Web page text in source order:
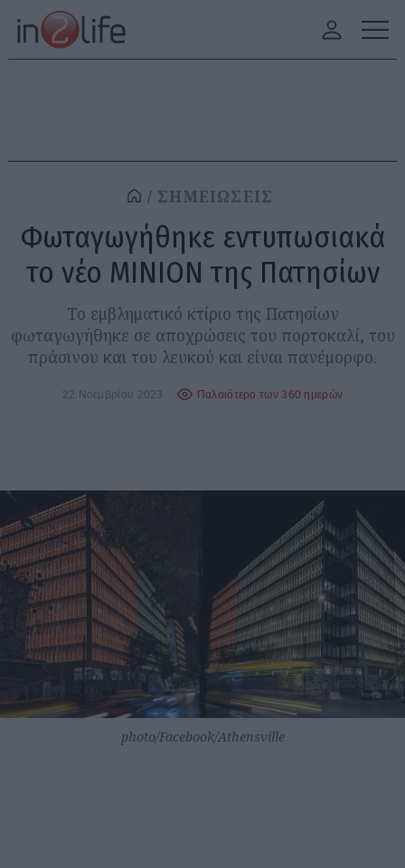
ΣΗΜΕΙΩΣΕΙΣ
Φωταγωγήθηκε εντυπωσιακά
το νέο ΜΙΝΙΟΝ της Πατησίων
Το εμβληματικό κτίριο της Πατησίων
φωταγωγήθηκε σε αποχρώσεις του πορτοκαλί, του
πράσινου και του λευκού και είναι πανέμορφο.
22 Νοεμβρίου 2023 Παλαιότερο των 360 ημερών
photo/Facebook/Athensville